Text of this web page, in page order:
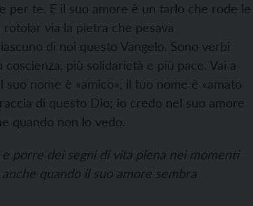
per te. E il suo amore è un tarlo che rode le
via la pietra che pesava
di noi questo Vangelo. Sono verbi
più solidarietà e più pace. Vai a
nome è «amico», il tuo nome è «amato
di questo Dio; io credo nel suo amore
quando non lo vedo.
porre dei segni di vita piena nei momenti
quando il suo amore sembra